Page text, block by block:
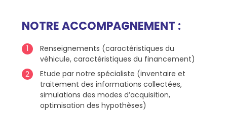
NOTRE ACCOMPAGNEMENT :
Renseignements (caractéristiques du
véhicule, caractéristiques du financement)
Etude par notre spécialiste (inventaire et
traitement des informations collectées,
simulations des modes d’acquisition,
optimisation des hypothèses)